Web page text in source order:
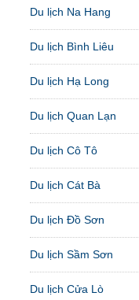
Du lịch Na Hang
Du lịch Bình Liêu
Du lịch Hạ Long
Du lịch Quan Lạn
Du lịch Cô Tô
Du lịch Cát Bà
Du lịch Đồ Sơn
Du lịch Sầm Sơn
Du lịch Cửa Lò